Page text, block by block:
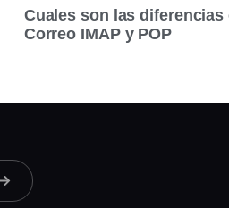
Cuales son las diferencias
Correo IMAP y POP